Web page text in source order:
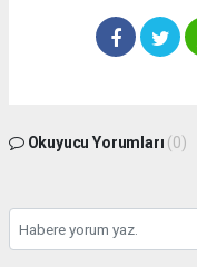
Okuyucu Yorumları (0)